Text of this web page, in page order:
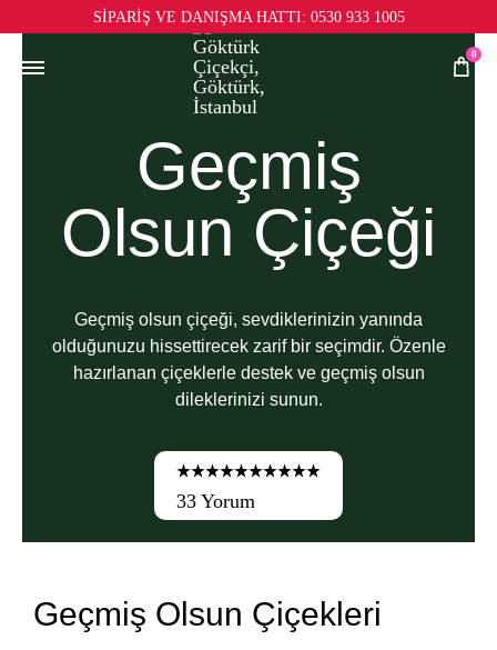
SİPARİŞ VE DANIŞMA HATTI: 0530 933 1005
0
Geçmiş
Olsun Çiçeği
Geçmiş olsun çiçeği, sevdiklerinizin yanında
olduğunuzu hissettirecek zarif bir seçimdir. Özenle
hazırlanan çiçeklerle destek ve geçmiş olsun
dileklerinizi sunun.
33 Yorum
Geçmiş Olsun Çiçekleri